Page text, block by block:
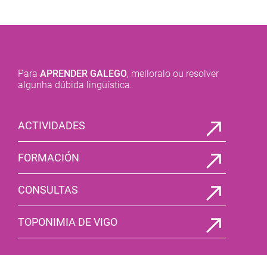
Para APRENDER GALEGO, melloralo ou resolver
algunha dúbida lingüística.
ACTIVIDADES
FORMACIÓN
CONSULTAS
TOPONIMIA DE VIGO